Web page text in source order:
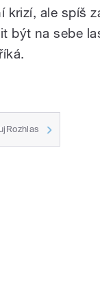
krizí, ale spíš
být na sebe